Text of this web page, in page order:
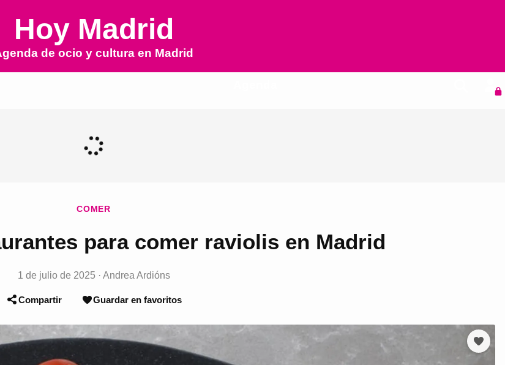
Hoy Madrid
de ocio y cultura en Madrid
COMER
para comer raviolis en Madrid
1 de julio de 2025 · Andrea Ardións
Compartir Guardar en favoritos